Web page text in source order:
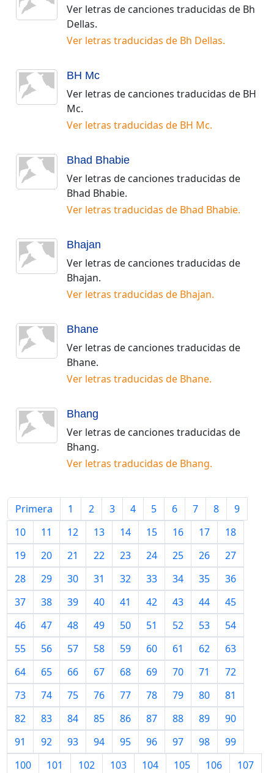
Ver letras de canciones traducidas de Bh
Dellas.
Ver letras traducidas de Bh Dellas.
BH Mc
Ver letras de canciones traducidas de BH
Mc.
Ver letras traducidas de BH Mc.
Bhad Bhabie
Ver letras de canciones traducidas de
Bhad Bhabie.
Ver letras traducidas de Bhad Bhabie.
Bhajan
Ver letras de canciones traducidas de
Bhajan.
Ver letras traducidas de Bhajan.
Bhane
Ver letras de canciones traducidas de
Bhane.
Ver letras traducidas de Bhane.
Bhang
Ver letras de canciones traducidas de
Bhang.
Ver letras traducidas de Bhang.
Primera 1 2 3 4 5 6 7 8
9
10
11 12 13 14 15 16 17
18
19
20 21 22 23 24 25 26
27
28
29 30 31 32 33 34 35
36
37
38 39 40 41 42 43 44
45
46
47 48 49 50 51 52 53
54
55
56 57 58 59 60 61 62
63
64
65 66 67 68 69 70 71
72
73
74 75 76 77 78 79 80
81
82
83 84 85 86 87 88 89
90
91
92 93 94 95 96 97 98
99
100
101 102 103 104 105 106
107